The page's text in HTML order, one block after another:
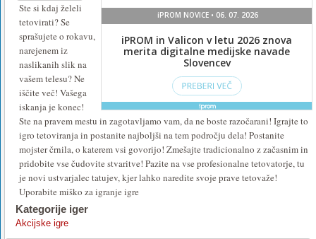
Ste si kdaj želeli
tetovirati? Se
sprašujete o rokavu,
narejenem iz
naslikanih slik na
vašem telesu? Ne
iščite več! Vašega
iskanja je konec!
Ste na pravem mestu in zagotavljamo vam, da ne boste razočarani! Igrajte to
igro tetoviranja in postanite najboljši na tem področju dela! Postanite
mojster črnila, o katerem vsi govorijo! Zmešajte tradicionalno z začasnim in
pridobite vse čudovite stvaritve! Pazite na vse profesionalne tetovatorje, tu
je novi ustvarjalec tatujev, kjer lahko naredite svoje prave tetovaže!
Uporabite miško za igranje igre
Kategorije iger
Akcijske igre